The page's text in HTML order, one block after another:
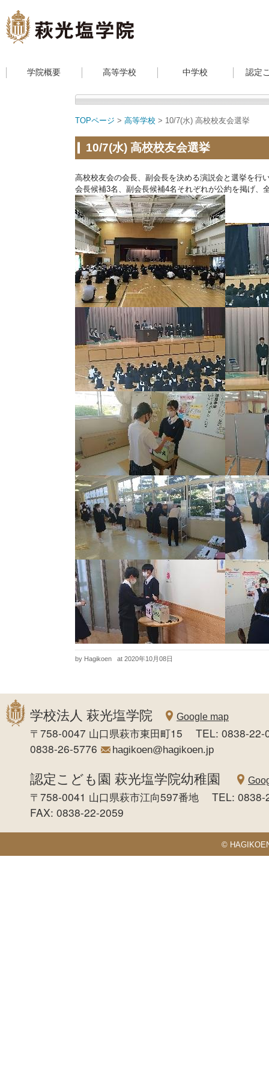
学院概要 高等学校 中学校 認定
TOPページ > 高等学校 > 10/7(水) 高校校友会選挙
10/7(水) 高校校友会選挙
高校校友会の会長、副会長を決める演説会と選挙を行
会長候補3名、副会長候補4名それぞれが公約を掲げ、
by Hagikoen at 2020年10月08日
学校法人 萩光塩学院 Google map
〒758-0047 山口県萩市東田町15 TEL: 0838-
0838-26-5776
hagikoen@hagikoen.jp
認定こども園 萩光塩学院幼稚園
〒758-0041 山口県萩市江向597番地 TEL:
FAX: 0838-22-2059
©